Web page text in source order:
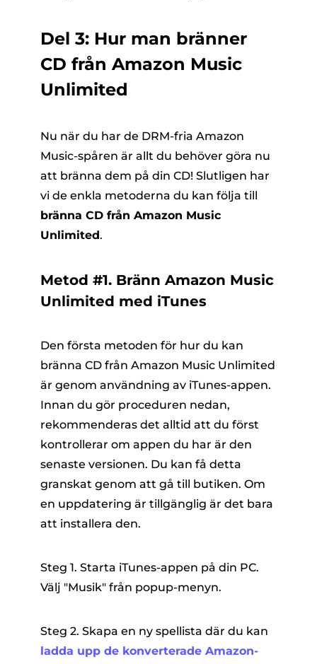
Del 3: Hur man bränner
CD från Amazon Music
Unlimited
Nu när du har de DRM-fria Amazon
Music-spåren är allt du behöver göra nu
att bränna dem på din CD! Slutligen har
vi de enkla metoderna du kan följa till
bränna CD från Amazon Music
Unlimited.
Metod #1. Bränn Amazon Music
Unlimited med iTunes
Den första metoden för hur du kan
bränna CD från Amazon Music Unlimited
är genom användning av iTunes-appen.
Innan du gör proceduren nedan,
rekommenderas det alltid att du först
kontrollerar om appen du har är den
senaste versionen. Du kan få detta
granskat genom att gå till butiken. Om
en uppdatering är tillgänglig är det bara
att installera den.
Steg 1. Starta iTunes-appen på din PC.
Välj "Musik" från popup-menyn.
Steg 2. Skapa en ny spellista där du kan
ladda upp de konverterade Amazon-